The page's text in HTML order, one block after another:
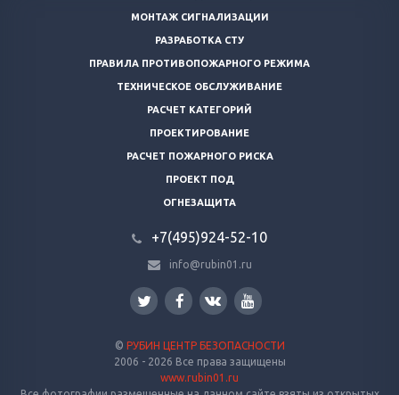
МОНТАЖ СИГНАЛИЗАЦИИ
РАЗРАБОТКА СТУ
ПРАВИЛА ПРОТИВОПОЖАРНОГО РЕЖИМА
ТЕХНИЧЕСКОЕ ОБСЛУЖИВАНИЕ
РАСЧЕТ КАТЕГОРИЙ
ПРОЕКТИРОВАНИЕ
РАСЧЕТ ПОЖАРНОГО РИСКА
ПРОЕКТ ПОД
ОГНЕЗАЩИТА
+7(495)924-52-10
info@rubin01.ru
© РУБИН ЦЕНТР БЕЗОПАСНОСТИ
2006 - 2026 Все права защищены
www.rubin01.ru